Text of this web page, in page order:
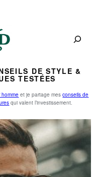
DE STYLE &
TESTÉES
homme et je partage mesconseils de
qui valent l’investissement.